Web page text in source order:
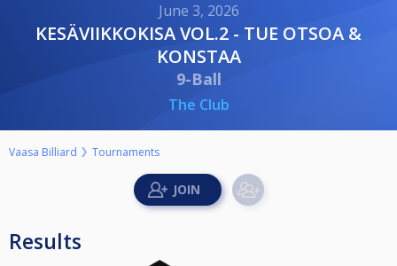
June 3, 2026
KESÄVIIKKOKISA VOL.2 - TUE OTSOA &
KONSTAA
9-Ball
The Club
Vaasa Billiard Tournaments
Results